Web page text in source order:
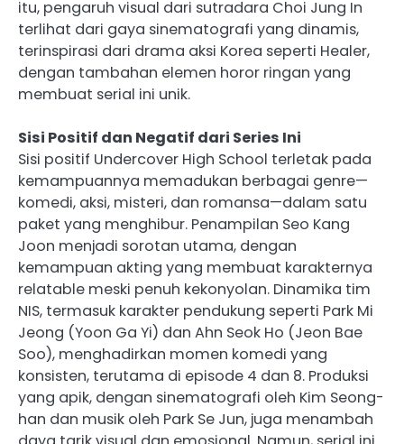
itu, pengaruh visual dari sutradara Choi Jung In
terlihat dari gaya sinematografi yang dinamis,
terinspirasi dari drama aksi Korea seperti Healer,
dengan tambahan elemen horor ringan yang
membuat serial ini unik.
Sisi Positif dan Negatif dari Series Ini
Sisi positif Undercover High School terletak pada
kemampuannya memadukan berbagai genre—
komedi, aksi, misteri, dan romansa—dalam satu
paket yang menghibur. Penampilan Seo Kang
Joon menjadi sorotan utama, dengan
kemampuan akting yang membuat karakternya
relatable meski penuh kekonyolan. Dinamika tim
NIS, termasuk karakter pendukung seperti Park Mi
Jeong (Yoon Ga Yi) dan Ahn Seok Ho (Jeon Bae
Soo), menghadirkan momen komedi yang
konsisten, terutama di episode 4 dan 8. Produksi
yang apik, dengan sinematografi oleh Kim Seong-
han dan musik oleh Park Se Jun, juga menambah